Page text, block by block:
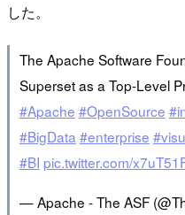
した。
The Apache Software
Superset as a Top-Level
#Apache #OpenSource
#BigData #enterprise
#BI pic.twitter.com/
— Apache - The ASF